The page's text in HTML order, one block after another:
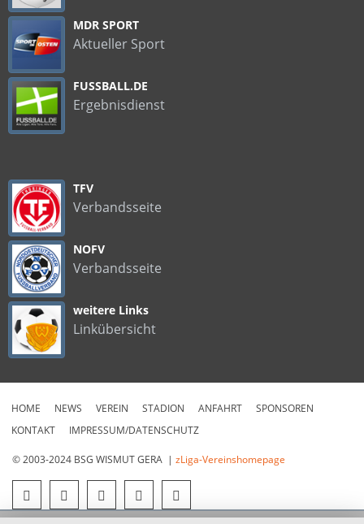
MDR SPORT
Aktueller Sport
FUSSBALL.DE
Ergebnisdienst
TFV
Verbandsseite
NOFV
Verbandsseite
weitere Links
Linkübersicht
HOME NEWS VEREIN STADION ANFAHRT
SPONSOREN
KONTAKT
IMPRESSUM/DATENSCHUTZ
© 2003-2024 BSG WISMUT GERA | zLiga-Vereinshomepage